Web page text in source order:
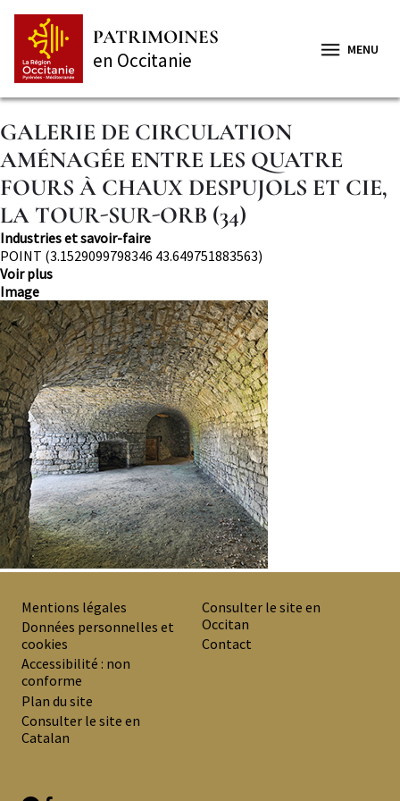
contenu
principal
PATRIMOINES
en Occitanie MENU
GALERIE DE CIRCULATION
AMÉNAGÉE ENTRE LES QUATRE
FOURS À CHAUX DESPUJOLS ET CIE,
LA TOUR-SUR-ORB (34)
Thématique
Industries et savoir-faire
Localisation
POINT (3.1529099798346 43.649751883563)
Voir plus
Image
Image
PREMIER
MENU
DE
BAS
DE
Mentions légales
Données personnelles et
cookies
Accessibilité : non
conforme
Plan du site
Consulter le site en
Catalan
Consulter le site en
Occitan
Contact